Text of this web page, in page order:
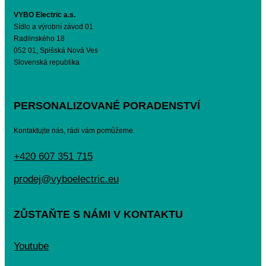
VYBO Electric a.s.
Sídlo a výrobní závod 01
Radlinského 18
052 01, Spišská Nová Ves
Slovenská republika
PERSONALIZOVANÉ PORADENSTVÍ
Kontaktujte nás, rádi vám pomůžeme.
+420 607 351 715
prodej@vyboelectric.eu
ZŮSTAŇTE S NÁMI V KONTAKTU
Youtube